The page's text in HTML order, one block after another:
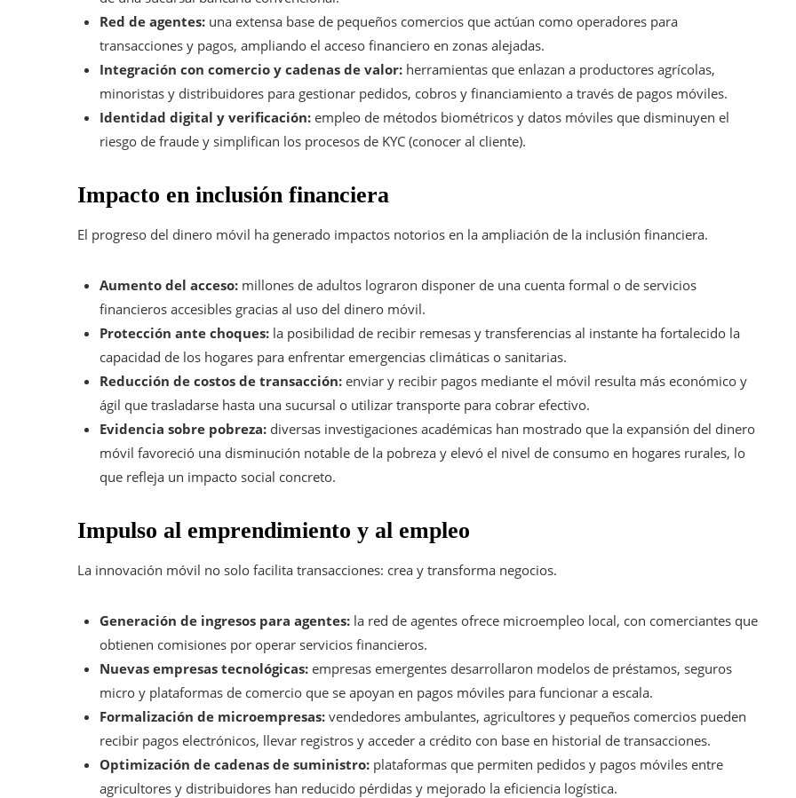
Red de agentes: una extensa base de pequeños comercios que actúan como operadores para
transacciones y pagos, ampliando el acceso financiero en zonas alejadas.
Integración con comercio y cadenas de valor: herramientas que enlazan a productores agrícolas,
minoristas y distribuidores para gestionar pedidos, cobros y financiamiento a través de pagos móviles.
Identidad digital y verificación: empleo de métodos biométricos y datos móviles que disminuyen el
riesgo de fraude y simplifican los procesos de KYC (conocer al cliente).
Impacto en inclusión financiera
El progreso del dinero móvil ha generado impactos notorios en la ampliación de la inclusión financiera.
Aumento del acceso: millones de adultos lograron disponer de una cuenta formal o de servicios
financieros accesibles gracias al uso del dinero móvil.
Protección ante choques: la posibilidad de recibir remesas y transferencias al instante ha fortalecido la
capacidad de los hogares para enfrentar emergencias climáticas o sanitarias.
Reducción de costos de transacción: enviar y recibir pagos mediante el móvil resulta más económico y
ágil que trasladarse hasta una sucursal o utilizar transporte para cobrar efectivo.
Evidencia sobre pobreza: diversas investigaciones académicas han mostrado que la expansión del dinero
móvil favoreció una disminución notable de la pobreza y elevó el nivel de consumo en hogares rurales, lo
que refleja un impacto social concreto.
Impulso al emprendimiento y al empleo
La innovación móvil no solo facilita transacciones: crea y transforma negocios.
Generación de ingresos para agentes: la red de agentes ofrece microempleo local, con comerciantes que
obtienen comisiones por operar servicios financieros.
Nuevas empresas tecnológicas: empresas emergentes desarrollaron modelos de préstamos, seguros
micro y plataformas de comercio que se apoyan en pagos móviles para funcionar a escala.
Formalización de microempresas: vendedores ambulantes, agricultores y pequeños comercios pueden
recibir pagos electrónicos, llevar registros y acceder a crédito con base en historial de transacciones.
Optimización de cadenas de suministro: plataformas que permiten pedidos y pagos móviles entre
agricultores y distribuidores han reducido pérdidas y mejorado la eficiencia logística.